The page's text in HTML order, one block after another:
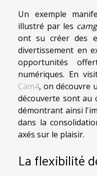
Un exemple
illustré par les
ont su créer des
divertissement en
opportunités
numériques. En
Cam4, on découvre
découverte sont au
démontrant ainsi
dans la
axés sur le plaisir.
La flexibilité